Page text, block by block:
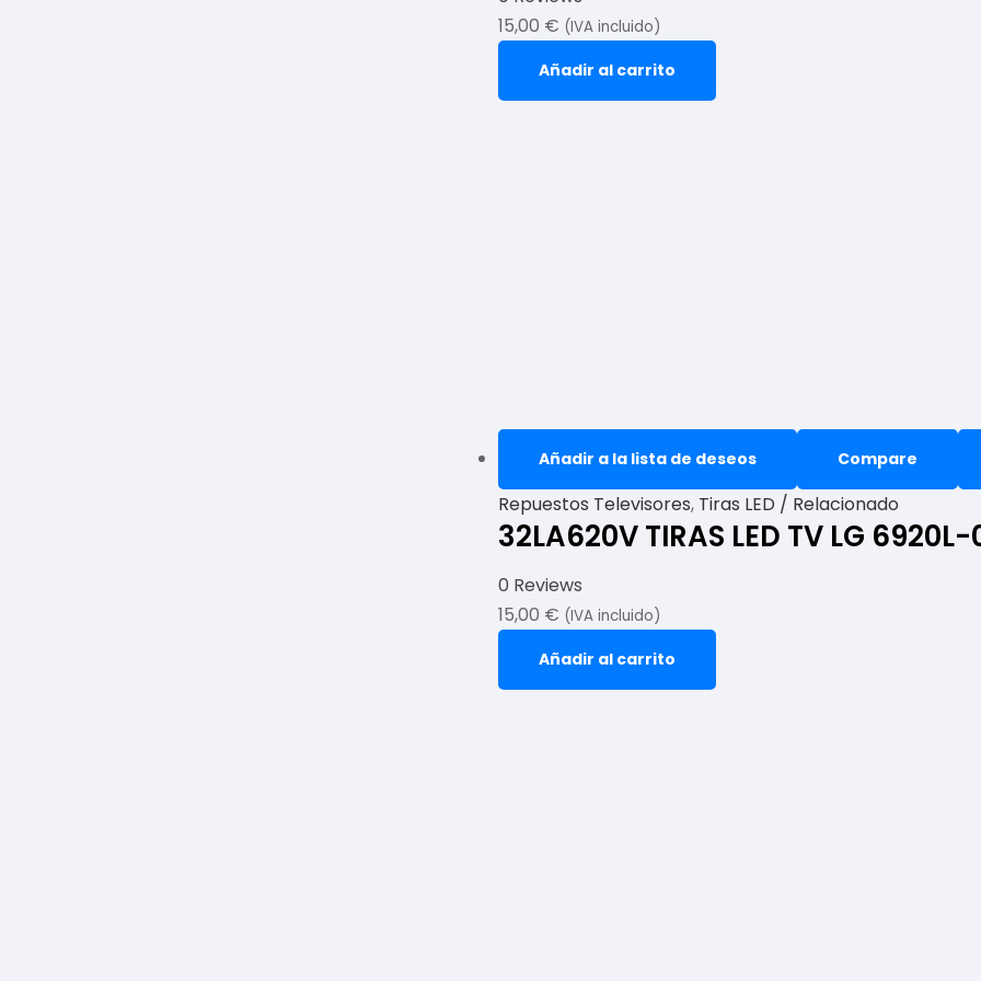
15,00 € (IVA incluido)
Añadir al carrito
Añadir a la lista de deseos Compare
Repuestos Televisores, Tiras LED / Relacionado
32LA620V TIRAS LED TV LG 6920L-
0 Reviews
15,00 € (IVA incluido)
Añadir al carrito